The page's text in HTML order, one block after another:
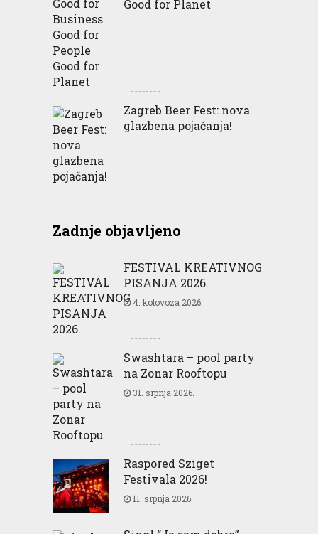
Good for Planet
Zagreb Beer Fest: nova
glazbena pojačanja!
Zadnje objavljeno
FESTIVAL KREATIVNOG
PISANJA 2026.
4. kolovoza 2026.
Swashtara – pool party
na Zonar Rooftopu
31. srpnja 2026.
Raspored Sziget
Festivala 2026!
11. srpnja 2026.